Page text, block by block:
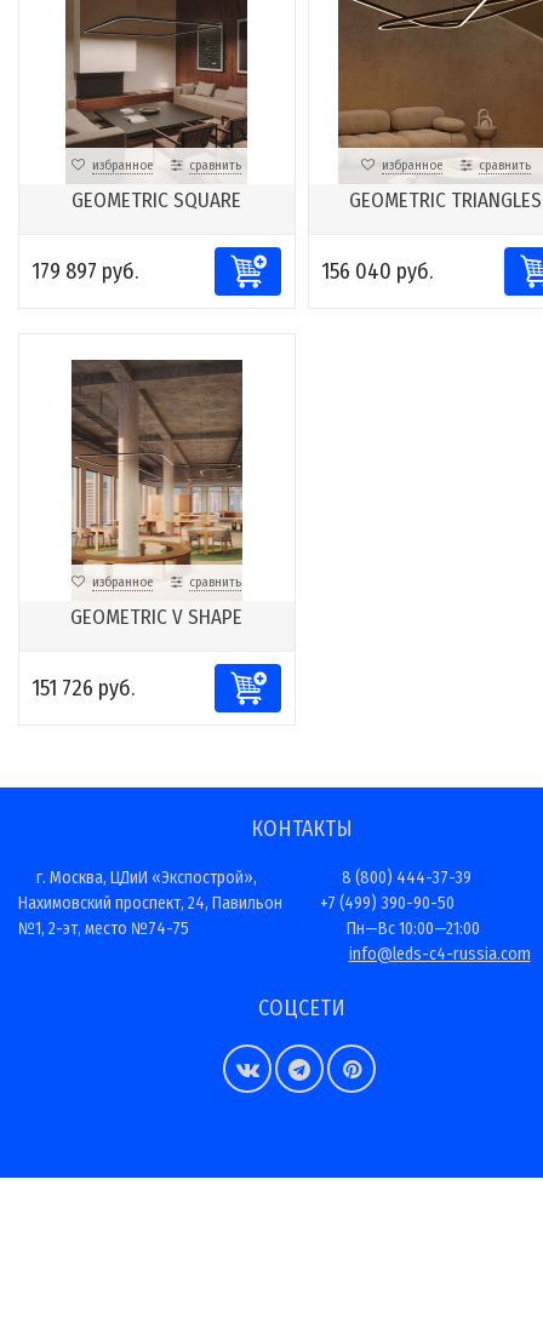
избранное сравнить
GEOMETRIC SQUARE
179 897 руб.
избранное сравнить
GEOMETRIC TRIANGLES
156 040 руб.
избранное сравнить
GEOMETRIC V SHAPE
151 726 руб.
КОНТАКТЫ
г. Москва, ЦДиИ «Экспострой»,
Нахимовский проспект, 24, Павильон
№1, 2-эт, место №74-75
8 (800) 444-37-39
+7 (499) 390-90-50
Пн—Вс 10:00—21:00
info@leds-c4-russia.com
СОЦСЕТИ